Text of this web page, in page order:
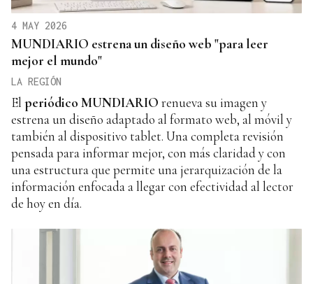
4 MAY 2026
MUNDIARIO estrena un diseño web "para leer
mejor el mundo"
LA REGIÓN
El periódico MUNDIARIO renueva su imagen y
estrena un diseño adaptado al formato web, al móvil y
también al dispositivo tablet. Una completa revisión
pensada para informar mejor, con más claridad y con
una estructura que permite una jerarquización de la
información enfocada a llegar con efectividad al lector
de hoy en día.